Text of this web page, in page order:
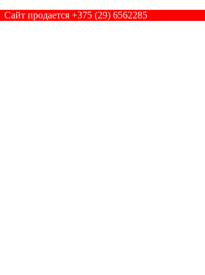
Сайт продается +375 (29) 6562285